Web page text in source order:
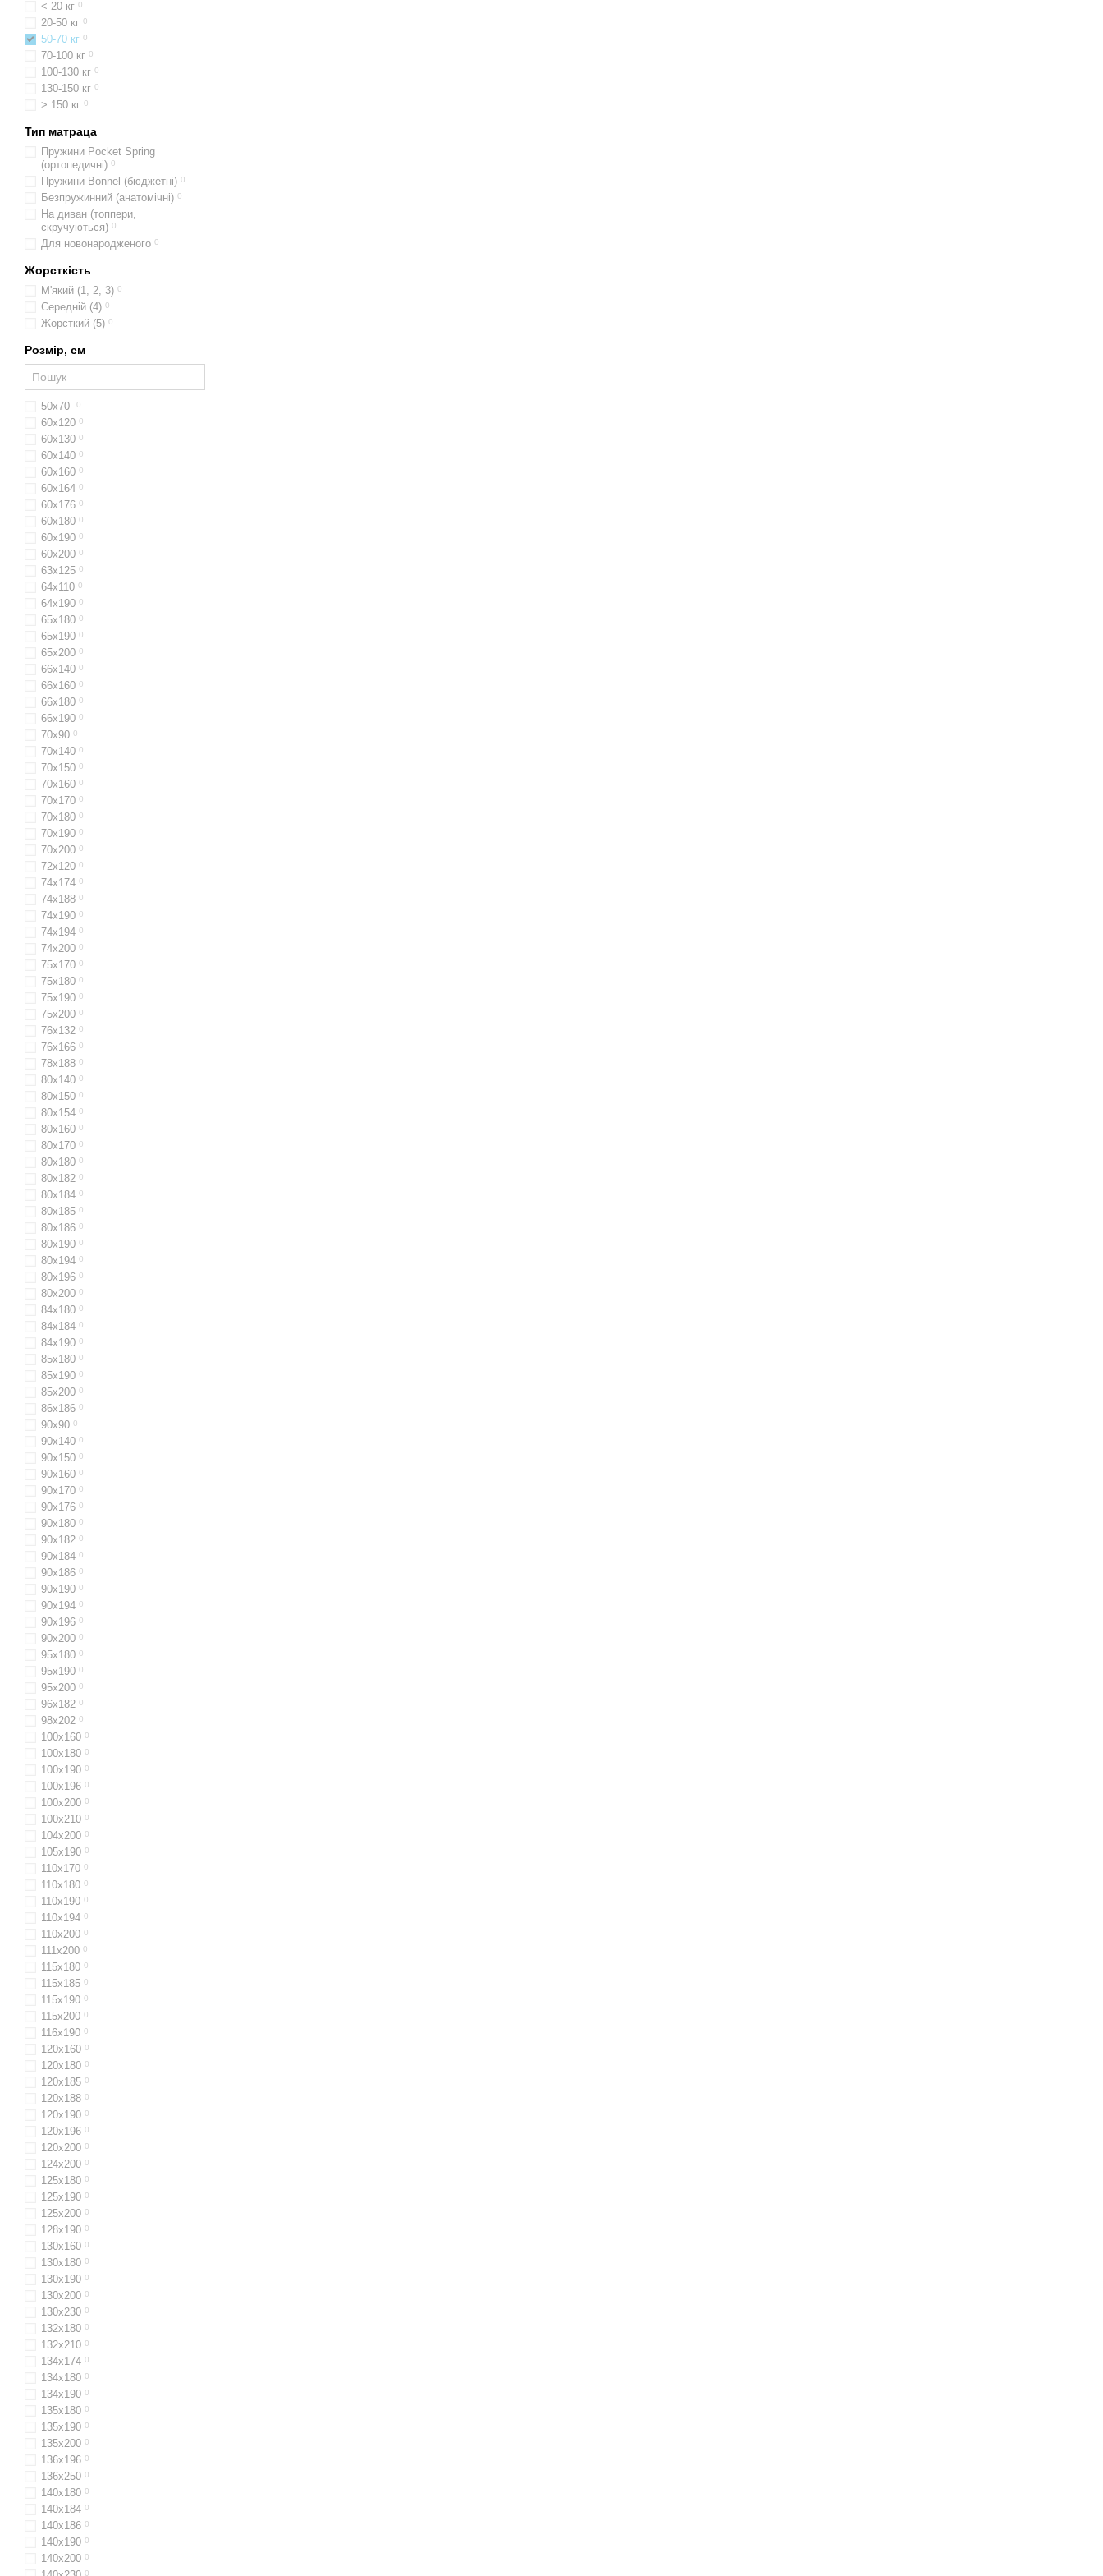
< 20 кг 0
20-50 кг 0
50-70 кг 0
70-100 кг 0
100-130 кг 0
130-150 кг 0
> 150 кг 0
Тип матраца
Пружини Pocket Spring
(ортопедичні) 0
Пружини Bonnel (бюджетні) 0
Безпружинний (анатомічні) 0
На диван (топпери,
скручуються) 0
Для новонародженого 0
Жорсткість
М'який (1, 2, 3) 0
Середній (4) 0
Жорсткий (5) 0
Розмір, см
50х70 0
60x120 0
60х130 0
60x140 0
60х160 0
60x164 0
60х176 0
60х180 0
60х190 0
60х200 0
63x125 0
64х110 0
64x190 0
65x180 0
65х190 0
65х200 0
66x140 0
66x160 0
66х180 0
66х190 0
70х90 0
70x140 0
70x150 0
70x160 0
70х170 0
70x180 0
70x190 0
70x200 0
72x120 0
74х174 0
74х188 0
74х190 0
74х194 0
74х200 0
75х170 0
75х180 0
75х190 0
75х200 0
76x132 0
76x166 0
78х188 0
80х140 0
80x150 0
80х154 0
80х160 0
80x170 0
80х180 0
80х182 0
80х184 0
80х185 0
80x186 0
80x190 0
80х194 0
80х196 0
80x200 0
84х180 0
84x184 0
84х190 0
85х180 0
85х190 0
85х200 0
86х186 0
90х90 0
90х140 0
90x150 0
90x160 0
90х170 0
90х176 0
90x180 0
90х182 0
90х184 0
90x186 0
90x190 0
90х194 0
90x196 0
90x200 0
95х180 0
95х190 0
95х200 0
96х182 0
98х202 0
100x160 0
100х180 0
100х190 0
100х196 0
100x200 0
100х210 0
104x200 0
105х190 0
110х170 0
110x180 0
110x190 0
110x194 0
110х200 0
111x200 0
115х180 0
115х185 0
115х190 0
115х200 0
116x190 0
120x160 0
120x180 0
120x185 0
120х188 0
120x190 0
120х196 0
120x200 0
124x200 0
125х180 0
125х190 0
125х200 0
128x190 0
130х160 0
130x180 0
130х190 0
130x200 0
130x230 0
132x180 0
132х210 0
134х174 0
134х180 0
134х190 0
135х180 0
135х190 0
135х200 0
136х196 0
136x250 0
140х180 0
140х184 0
140х186 0
140x190 0
140x200 0
0